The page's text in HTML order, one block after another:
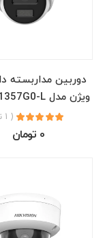
دوربین مداربسته
ویژن مدل DS-2CD1357G0-L
( 1 نظر )
0 تومان